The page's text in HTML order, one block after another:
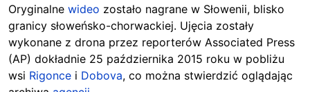
Oryginalne wideo zostało nagrane w Słowenii, blisko
granicy słoweńsko-chorwackiej. Ujęcia zostały
wykonane z drona przez reporterów Associated Press
(AP) dokładnie 25 października 2015 roku w pobliżu
wsi Rigonce i Dobova, co można stwierdzić oglądając